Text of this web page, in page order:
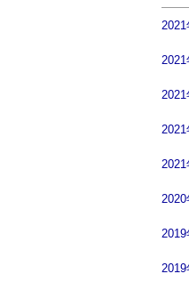
2021
2021
2021
2021
2021
2020
2019
2019